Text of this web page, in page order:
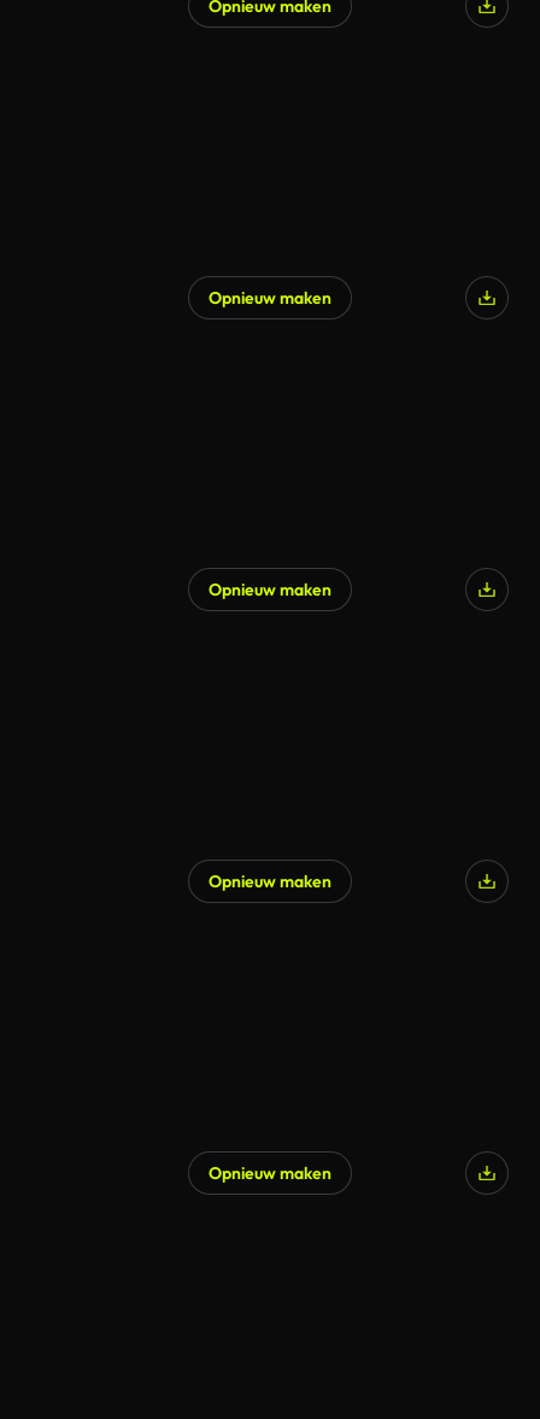
Opnieuw maken
Opnieuw maken
Opnieuw maken
Opnieuw maken
Opnieuw maken